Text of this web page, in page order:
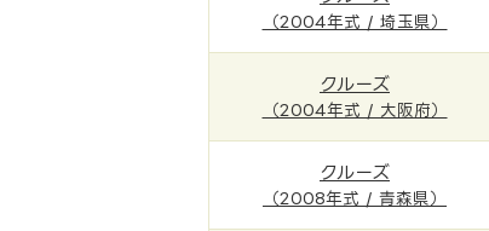
（2004年式 / 埼玉県）
クルーズ
（2004年式 / 大阪府）
クルーズ
（2008年式 / 青森県）